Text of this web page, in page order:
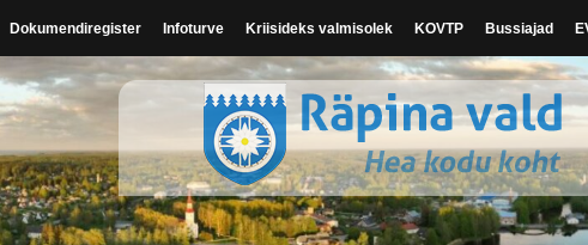
Dokumendiregister Infoturve Kriisideks valmisolek KOVTP Bussiajad
Hea kodu koht